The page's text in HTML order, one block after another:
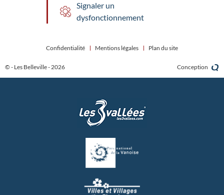
Signaler un
dysfonctionnement
© - Les Belleville - 2026
Confidentialité Mentions légales Plan du site
Conception